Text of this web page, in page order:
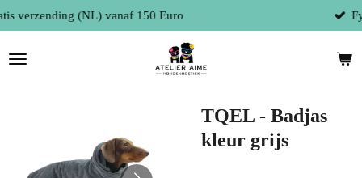
Ga
direct
naar
de
Fysieke winkel te 9300 Aalst (België)
TQEL - Badjas
kleur grijs